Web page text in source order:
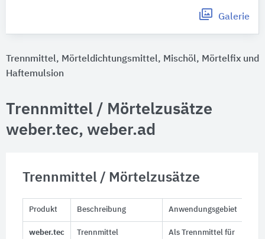
Galerie
Trennmittel, Mörteldichtungsmittel, Mischöl, Mörtelfix und
Haftemulsion
Trennmittel / Mörtelzusätze
weber.tec, weber.ad
Trennmittel / Mörtelzusätze
Produkt Beschreibung Anwendungsgebiet
weber.tec
Trennmittel
Als Trennmittel für